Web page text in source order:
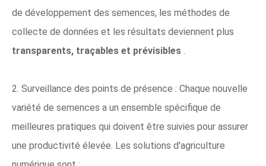
de développement des semences, les méthodes de
collecte de données et les résultats deviennent plus
transparents, traçables et prévisibles .
2. Surveillance des points de présence : Chaque nouvelle
variété de semences a un ensemble spécifique de
meilleures pratiques qui doivent être suivies pour assurer
une productivité élevée. Les solutions d'agriculture